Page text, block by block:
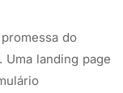
do
landing page